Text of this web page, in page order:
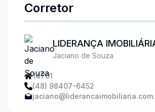
Corretor
LIDERANÇA
Jaciano de Souza
14701
(48) 98407-6452